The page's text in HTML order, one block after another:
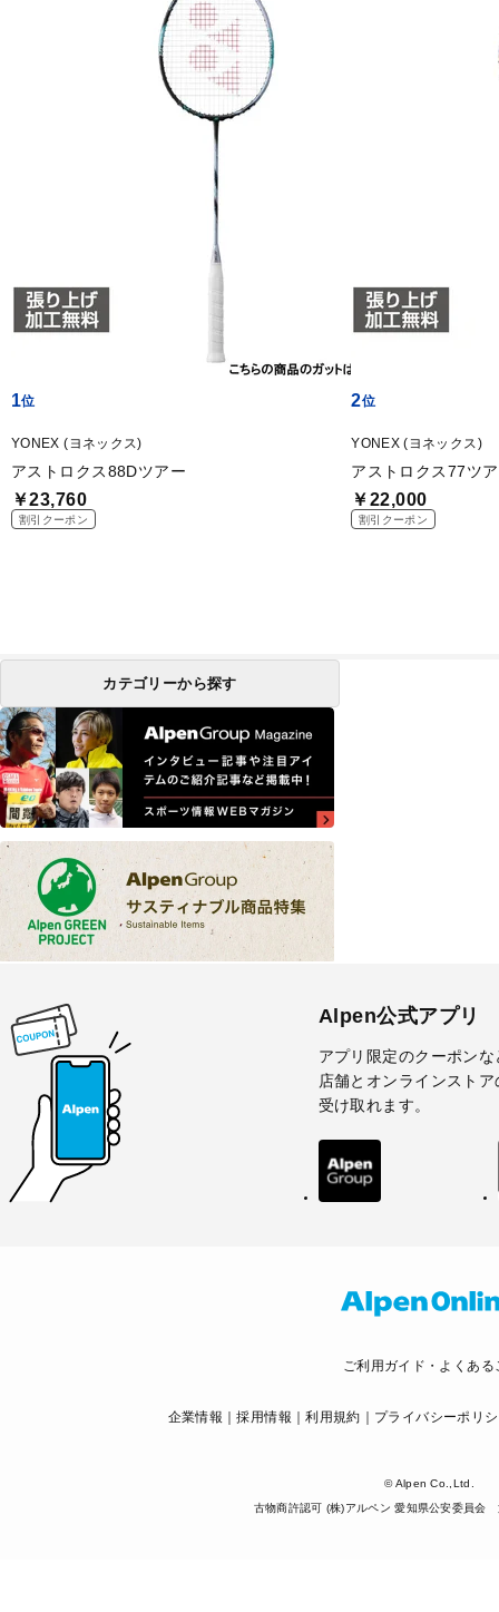
1
YONEX (ヨネックス)
アストロクス88Dツアー
￥23,760
割引クーポン
2
YONEX (ヨネックス)
アストロクス77ツ
￥22,000
割引クーポン
カテゴリーから探す
Alpen公式アプリ
アプリ限定のクーポンな
店舗とオンラインスト
受け取れます。
ご利用ガイド・よくある
企業情報 採用情報 利用規約 プライバシーポリ
© Alpen Co.,Ltd.
古物商許認可 (株)アルペン 愛知県公安委員